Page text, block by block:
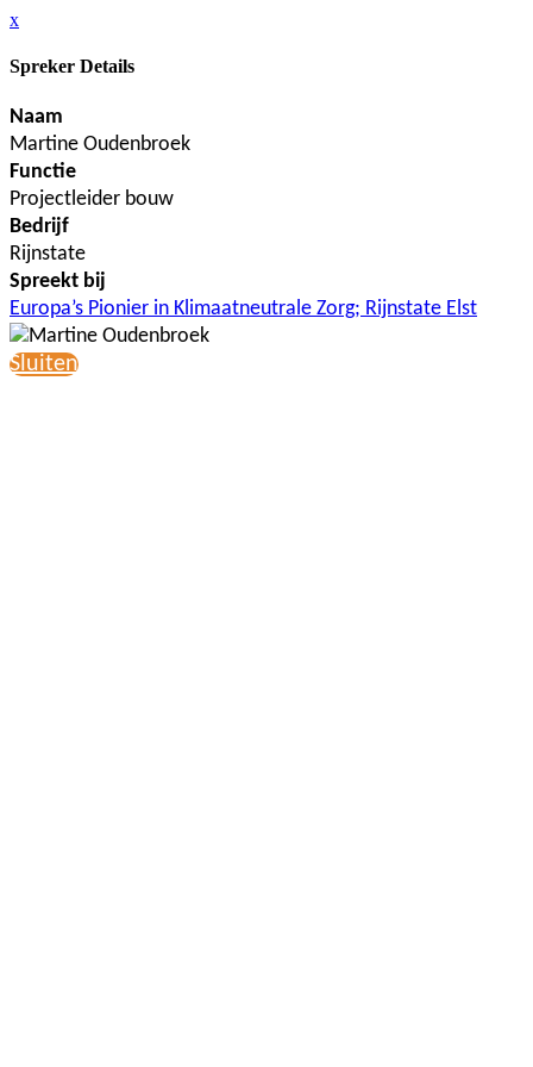
x
Spreker Details
Naam
Martine Oudenbroek
Functie
Projectleider bouw
Bedrijf
Rijnstate
Spreekt bij
Europa’s Pionier in Klimaatneutrale Zorg; Rijnstate Elst
Sluiten